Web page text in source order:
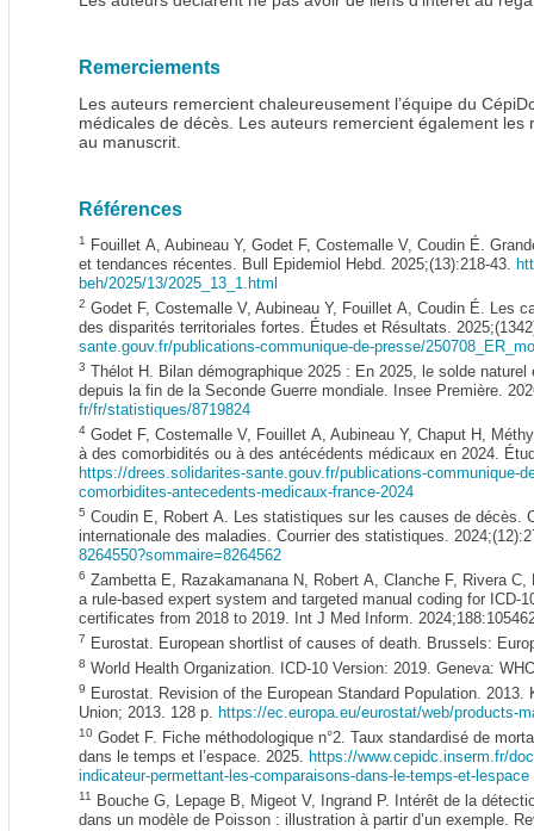
Remerciements
Les auteurs remercient chaleureusement l’équipe du
médicales de décès. Les auteurs remercient également
au manuscrit.
Références
1
Fouillet A, Aubineau Y, Godet F, Costemalle V, Coudin É.
et tendances récentes. Bull Epidemiol Hebd. 2025;(13):218-43.
beh/2025/13/2025_13_1.html
2 Godet F, Costemalle V, Aubineau Y, Fouillet A, Coudin É. Les
des disparités territoriales fortes. Études et Résultats.
sante.gouv.fr/publications-communique-de-presse/250708_ER_
3 Thélot H. Bilan démographique 2025 : En 2025, le solde
depuis la fin de la Seconde Guerre mondiale. Insee Première.
fr/fr/statistiques/8719824
4 Godet F, Costemalle V, Fouillet A, Aubineau Y, Chaput H,
à des comorbidités ou à des antécédents médicaux en 2024.
https://drees.solidarites-sante.gouv. fr/publications-communique-
comorbidites-antecedents-medicaux-france-2024
5 Coudin E, Robert A. Les statistiques sur les causes de
internationale des maladies. Courrier des statistiques.
8264550?sommaire=8264562
6 Zambetta E, Razakamanana N, Robert A, Clanche F, Rivera
a rule-based expert system and targeted manual coding for ICD-
certificates from 2018 to 2019. Int J Med Inform.
7 Eurostat. European shortlist of causes of death. Brussels:
8 World Health Organization. ICD-10 Version: 2019. Geneva:
9 Eurostat. Revision of the European Standard Population.
Union; 2013. 128 p. https://ec.europa.eu/eurostat/web/products-
10 Godet F. Fiche méthodologique n°2. Taux standardisé de
dans le temps et l’espace. 2025. https://www.cepidc.inserm.fr/
indicateur-permettant-les-comparaisons-dans-le-temps-et-lespace
11
Bouche G, Lepage B, Migeot V, Ingrand P. Intérêt de la
dans un modèle de Poisson : illustration à partir d’un exemple.